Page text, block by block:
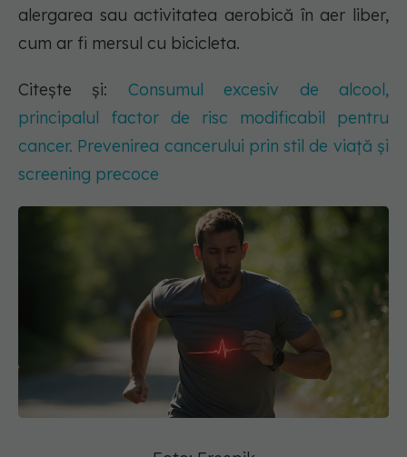
alergarea sau activitatea aerobică în aer liber,
cum ar fi mersul cu bicicleta.
Citește și: Consumul excesiv de alcool,
principalul factor de risc modificabil pentru
cancer. Prevenirea cancerului prin stil de viață și
screening precoce